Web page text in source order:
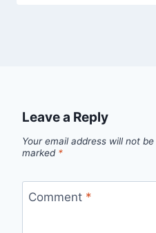
Leave a Reply
Your email address will not be
marked *
Comment *